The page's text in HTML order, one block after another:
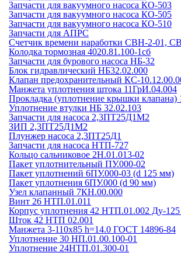
Запчасти для вакуумного насоса КО-503
Запчасти для вакуумного насоса КО-505
Запчасти для вакуумного насоса КО-510
Запчасти для АПРС
Счетчик времени наработки СВН-2-01,
Колодка тормозная 4020.81.100-1сб
Запчасти для бурового насоса НБ-32
Блок гидравлический НБ32.02.000
Клапан предохранительный КС-
Манжета уплотнения штока 11ГрИ.04.004
Прокладка (уплотнение крышки клапана)
Уплотнение втулки НБ 32.02.103
Запчасти для насоса 2,3ПТ25Д1М2
ЗИП 2,3ПТ25Д1М2
Плунжер насоса 2,3ПТ25Д1
Запчасти для насоса НТП-727
Кольцо сальниковое 2Н.01.013-02
Пакет уплотнительный ПУ.000-02
Пакет уплотнений 6ПУ.000-03 (d 125 мм)
Пакет уплотнения 6ПУ.000 (d 90 мм)
Узел клапанный 7КН.00.000
Винт 26 НТП.01.011
Корпус уплотнения 42 НТП.01.002 Ду-
Шток 42 НТП 02.001
Манжета 3-110х85 h=14.0 ГОСТ 14896-84
Уплотнение 30 НП.01.00.100-01
Уплотнение 24НТП.01.300-01